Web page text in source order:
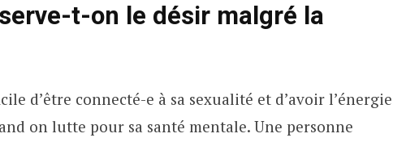
t-on le désir malgré la
d’être connecté-e à sa sexualité et d’avoir l’énergie
on lutte pour sa santé mentale. Une personne